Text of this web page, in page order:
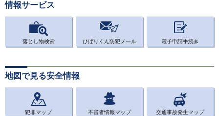
情報サービス
落とし物検索 ひばりくん防犯メール 電子申請手続き
地図で見る安全情報
犯罪マップ 不審者情報マップ 交通事故発生マップ